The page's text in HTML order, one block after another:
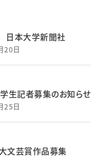
日本大学新聞社
20日
生記者募集のお知らせ
25日
文芸賞作品募集